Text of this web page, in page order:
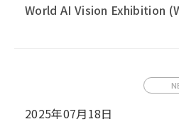
World AI Vision Exhibition
2025年07月18日